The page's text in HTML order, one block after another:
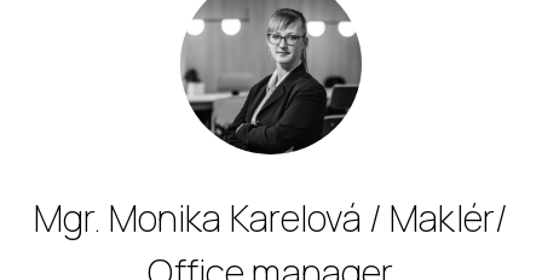
Mgr. Monika Karelová / Maklér/